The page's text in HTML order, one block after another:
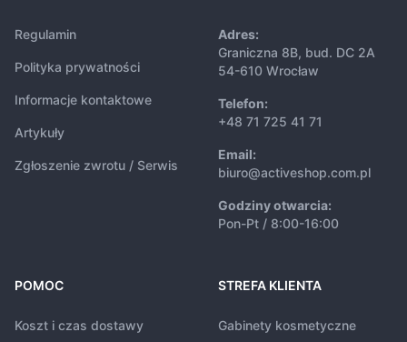
Regulamin
Polityka prywatności
Informacje kontaktowe
Artykuły
Zgłoszenie zwrotu / Serwis
Adres:
Graniczna 8B, bud. DC 2A
54-610 Wrocław
Telefon:
+48 71 725 41 71
Email:
biuro@activeshop.com.pl
Godziny otwarcia:
Pon-Pt / 8:00-16:00
POMOC
Koszt i czas dostawy
STREFA KLIENTA
Gabinety kosmetyczne